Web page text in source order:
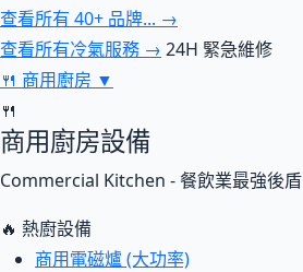
查看所有 40+ 品牌... →
查看所有冷氣服務 → 24H 緊急維修
🍴 商用廚房 ▼
🍴
商用廚房設備
Commercial Kitchen - 餐飲業最強後盾
🔥 熱廚設備
商用電磁爐 (大功率)